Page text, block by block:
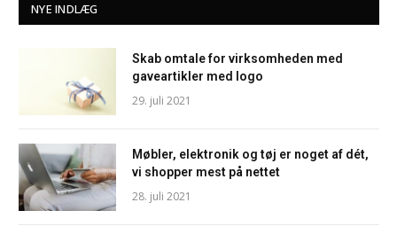
NYE INDLÆG
Skab omtale for virksomheden med
gaveartikler med logo
29. juli 2021
Møbler, elektronik og tøj er noget af dét,
vi shopper mest på nettet
28. juli 2021